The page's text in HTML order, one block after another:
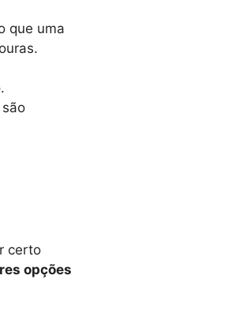
que uma
certo
opções